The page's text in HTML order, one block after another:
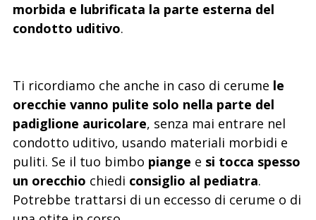
morbida e lubrificata la parte esterna del
condotto uditivo.
Ti ricordiamo che anche in caso di cerume le
orecchie vanno pulite solo nella parte del
padiglione auricolare, senza mai entrare nel
condotto uditivo, usando materiali morbidi e
puliti. Se il tuo bimbo piange e si tocca spesso
un orecchio chiedi consiglio al pediatra.
Potrebbe trattarsi di un eccesso di cerume o di